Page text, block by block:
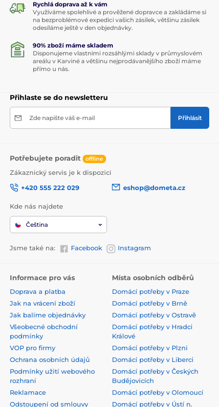
Rychlá doprava až k vám
Využíváme spolehlivé a prověžené dopravce a zakládáme si
na bezproblémové expedici vašich zásilek, většinu zásilek
odesíláme ještě v den objednávky.
90% zboží máme skladem
Disponujeme vlastními rozsáhlými sklady v průmyslovém
areálu v Karviné a většinu nejprodávanějšího zboží máme
přímo u nás.
Přihlaste se do newsletteru
Zde napište váš e-mail Přihlásit
Potřebujete poradit offline
Zákaznický servis je k dispozici
+420 555 222 029
eshop@dometa.cz
Kde nás najdete
Čeština
Jsme také na: Facebook Instagram
Informace pro vás
Doprava a platba
Jak na vrácení zboží
Jak balíme objednávky
Všeobecné obchodní
podmínky
VOP pro firmy
Ochrana osobních údajů
Podmínky užití webového
rozhraní
Reklamace
Odstoupení od smlouvy
Místa osobních odběrů
Domácí potřeby v Praze
Domácí potřeby v Brně
Domácí potřeby v Ostravě
Domácí potřeby v Hradci
Králové
Domácí potřeby v Plzni
Domácí potřeby v Liberci
Domácí potřeby v Českých
Budějovicích
Domácí potřeby v Olomoucí
Domácí potřeby v Ústí n.